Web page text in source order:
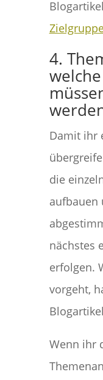
4.
Damit ihr
die
aufbauen
nächstes
erfolgen.
vorgeht,
Wenn ihr